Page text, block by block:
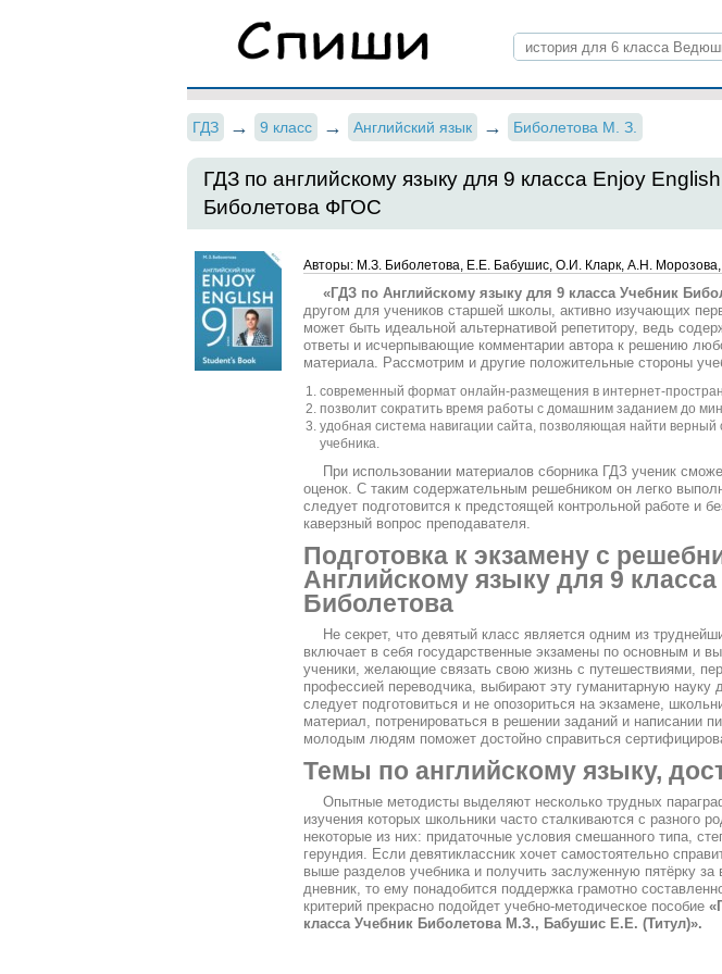
ГДЗ 9 класс Английский язык Биболетова М. З.
ГДЗ по английскому языку для 9 класса Enjoy
Биболетова ФГОС
Авторы: М.З. Биболетова, Е.Е. Бабушис, О.И. Кларк, А.Н.
«ГДЗ по Английскому языку для 9 класса Учебник
другом для учеников старшей школы, активно изучающих
может быть идеальной альтернативой репетитору, ведь
ответы и исчерпывающие комментарии автора к решению
материала. Рассмотрим и другие положительные стороны
современный формат онлайн-размещения в интернет-
позволит сократить время работы с домашним заданием до
удобная система навигации сайта, позволяющая найти верный
учебника.
При использовании материалов сборника ГДЗ ученик
оценок. С таким содержательным решебником он легко
следует подготовится к предстоящей контрольной работе и
каверзный вопрос преподавателя.
Подготовка к экзамену с
Английскому языку для 9 класса
Биболетова
Не секрет, что девятый класс является одним из
включает в себя государственные экзамены по основным и
ученики, желающие связать свою жизнь с путешествиями,
профессией переводчика, выбирают эту гуманитарную
следует подготовиться и не опозориться на экзамене,
материал, потренироваться в решении заданий и написании
молодым людям поможет достойно справиться
Темы по английскому языку,
Опытные методисты выделяют несколько трудных
изучения которых школьники часто сталкиваются с разного
некоторые из них: придаточные условия смешанного типа,
герундия. Если девятиклассник хочет самостоятельно
выше разделов учебника и получить заслуженную пятёрку за
дневник, то ему понадобится поддержка грамотно
критерий прекрасно подойдет учебно-методическое пособие
класса Учебник Биболетова М.З., Бабушис Е.Е. (Титул)».